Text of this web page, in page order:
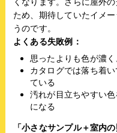
ため、期待していたイメ
うのです。
よくある失敗例：
思ったよりも色が濃
カタログでは落ち着
ている
汚れが目立ちやすい
になる
「小さなサンプル＋室内